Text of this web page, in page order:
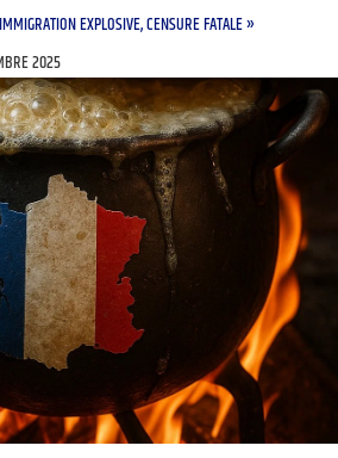
EXPLOSIVE, CENSURE FATALE »
2025